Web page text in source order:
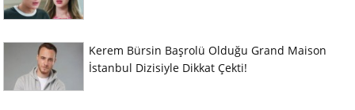
Kerem Bürsin Başrolü Olduğu Grand Maison
İstanbul Dizisiyle Dikkat Çekti!